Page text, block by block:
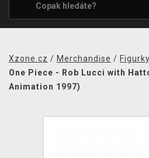
TÉMATIKY
MERCHANDISE
Xzone.cz / Merchandise / Figurky
One Piece - Rob Lucci with
Animation 1997)